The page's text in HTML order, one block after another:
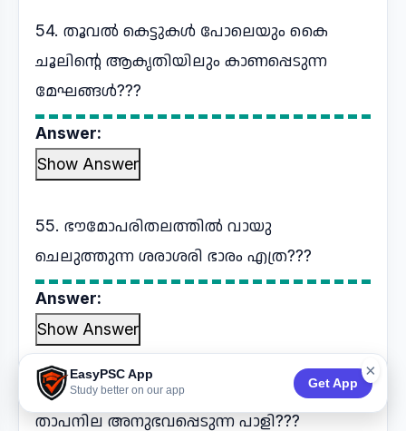
EasyPSC App
Study better on our app
Get App
×
54. തൂവൽ കെട്ടുകൾ പോലെയും കൈ
ചൂലിന്റെ ആകൃതിയിലും കാണപ്പെടുന്ന
മേഘങ്ങൾ???
Answer:
Show Answer
55. ഭൗമോപരിതലത്തിൽ വായു
ചെലുത്തുന്ന ശരാശരി ഭാരം എത്ര???
Answer:
Show Answer
56. അന്തരീക്ഷത്തിലെ ഏറ്റവും കുറഞ്ഞ
താപനില അനുഭവപ്പെടുന്ന പാളി???